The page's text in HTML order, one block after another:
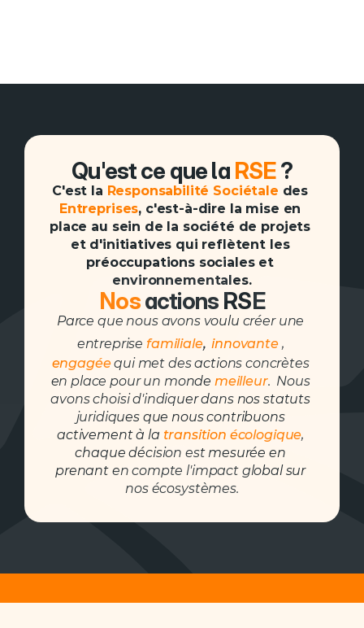
Qu'est ce que la RSE ?
C'est la Responsabilité Sociétale
Entreprises, c'est-à-dire la mise en
place au sein de la société de projets
et d'initiatives qui reflètent les
préoccupations sociales et
environnementales.
Nos actions RSE
Parce que nous avons voulu créer une
entreprise familiale, innovante
engagée qui met des actions concrètes
en place pour un monde meilleur.  Nous
avons choisi d'indiquer dans nos statuts
juridiques que nous contribuons
activement à la transition écologique,
chaque décision est mesurée en
prenant en compte l'impact global sur
nos écosystèmes.